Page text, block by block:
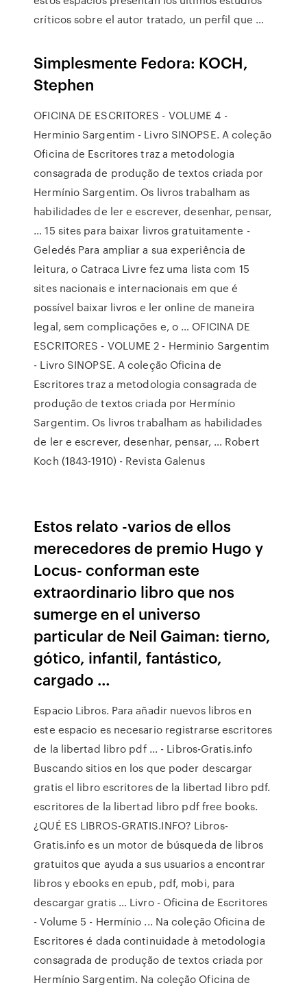
críticos sobre el autor tratado, un perfil que …
Simplesmente Fedora: KOCH,
Stephen
OFICINA DE ESCRITORES - VOLUME 4 -
Herminio Sargentim - Livro SINOPSE. A coleção
Oficina de Escritores traz a metodologia
consagrada de produção de textos criada por
Hermínio Sargentim. Os livros trabalham as
habilidades de ler e escrever, desenhar, pensar,
… 15 sites para baixar livros gratuitamente -
Geledés Para ampliar a sua experiência de
leitura, o Catraca Livre fez uma lista com 15
sites nacionais e internacionais em que é
possível baixar livros e ler online de maneira
legal, sem complicações e, o … OFICINA DE
ESCRITORES - VOLUME 2 - Herminio Sargentim
- Livro SINOPSE. A coleção Oficina de
Escritores traz a metodologia consagrada de
produção de textos criada por Hermínio
Sargentim. Os livros trabalham as habilidades
de ler e escrever, desenhar, pensar, … Robert
Koch (1843-1910) - Revista Galenus
Estos relato -varios de ellos
merecedores de premio Hugo y
Locus- conforman este
extraordinario libro que nos
sumerge en el universo
particular de Neil Gaiman: tierno,
gótico, infantil, fantástico,
cargado …
Espacio Libros. Para añadir nuevos libros en
este espacio es necesario registrarse escritores
de la libertad libro pdf ... - Libros-Gratis.info
Buscando sitios en los que poder descargar
gratis el libro escritores de la libertad libro pdf.
escritores de la libertad libro pdf free books.
¿QUÉ ES LIBROS-GRATIS.INFO? Libros-
Gratis.info es un motor de búsqueda de libros
gratuitos que ayuda a sus usuarios a encontrar
libros y ebooks en epub, pdf, mobi, para
descargar gratis … Livro - Oficina de Escritores
- Volume 5 - Hermínio ... Na coleção Oficina de
Escritores é dada continuidade à metodologia
consagrada de produção de textos criada por
Hermínio Sargentim. Na coleção Oficina de